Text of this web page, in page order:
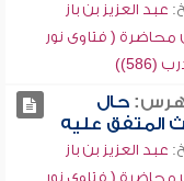
عبد العزيز بن باز
( فتاوى نور
(586))
حال
المتفق عليه
عبد العزيز بن باز
( فتاوى نور